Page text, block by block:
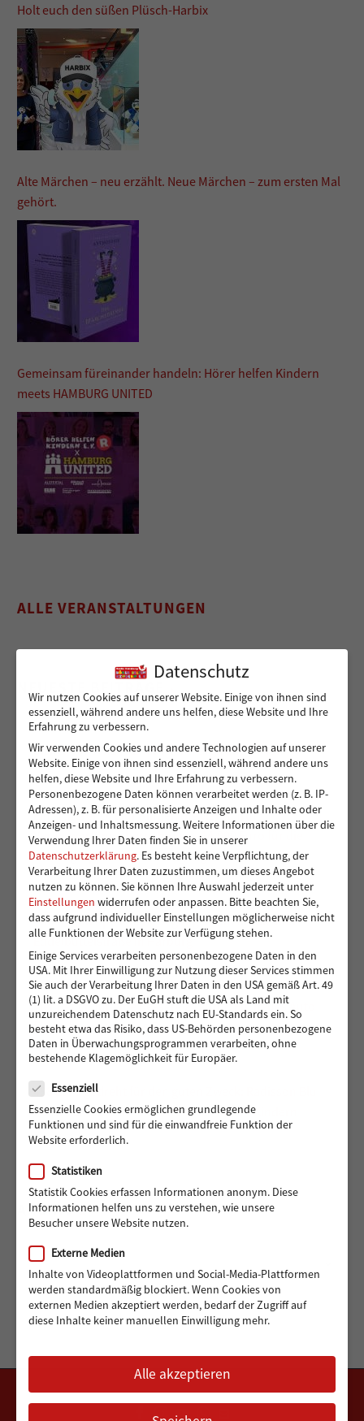
Holt euch den süßen Plüsch-Harbix
Alte Märchen – neu erzählt. Neue Märchen – zum ersten Mal
gehört.
Gemeinsam füreinander handeln: Hörer helfen Kindern
meets HAMBURG UNITED
ALLE VERANSTALTUNGEN
Sicher von A nach B für Peshmarga und Shvan
Ein sicherer Ort für Kinder, die viel zu früh
Verantwortung übernehmen – 14.000 Euro für die
Kindergruppen der Vereinigung Pestalozzi
Toben und Spielen: Bewegungsraum für die Kita
Eddelbüttelstraße in Harburg
Vier Reifen für eine bessere Zukunft: Ein neues Auto
für Muhsin und seine Familie
488 Euro gedreht für den guten Zweck: Radisson Blu
Hotel Hamburg unterstützt Hörer helfen Kindern
ARCHIV
Archiv
Monat auswählen
Datenschutz
Wir nutzen Cookies auf unserer Website. Einige von ihnen sind
essenziell, während andere uns helfen, diese Website und Ihre
Erfahrung zu verbessern.
Wir verwenden Cookies und andere Technologien auf unserer
Website. Einige von ihnen sind essenziell, während andere uns
helfen, diese Website und Ihre Erfahrung zu verbessern.
Personenbezogene Daten können verarbeitet werden (z. B. IP-
Adressen), z. B. für personalisierte Anzeigen und Inhalte oder
Anzeigen- und Inhaltsmessung.Weitere Informationen über die
Verwendung Ihrer Daten finden Sie in unserer
Datenschutzerklärung. Es besteht keine Verpflichtung, der
Verarbeitung Ihrer Daten zuzustimmen, um dieses Angebot
nutzen zu können.Sie können Ihre Auswahl jederzeit unter
Einstellungen widerrufen oder anpassen. Bitte beachten Sie,
dass aufgrund individueller Einstellungen möglicherweise nicht
alle Funktionen der Website zur Verfügung stehen.
Einige Services verarbeiten personenbezogene Daten in den
USA. Mit Ihrer Einwilligung zur Nutzung dieser Services stimmen
Sie auch der Verarbeitung Ihrer Daten in den USA gemäß Art. 49
(1) lit. a DSGVO zu. Der EuGH stuft die USA als Land mit
unzureichendem Datenschutz nach EU-Standards ein. So
besteht etwa das Risiko, dass US-Behörden personenbezogene
Daten in Überwachungsprogrammen verarbeiten, ohne
bestehende Klagemöglichkeit für Europäer.
Essenziell
Essenzielle Cookies ermöglichen grundlegende
Funktionen und sind für die einwandfreie Funktion der
Website erforderlich.
Statistiken
Statistik Cookies erfassen Informationen anonym. Diese
Informationen helfen uns zu verstehen, wie unsere
Besucher unsere Website nutzen.
Externe Medien
Inhalte von Videoplattformen und Social-Media-Plattformen
werden standardmäßig blockiert. Wenn Cookies von
externen Medien akzeptiert werden, bedarf der Zugriff auf
diese Inhalte keiner manuellen Einwilligung mehr.
Alle akzeptieren